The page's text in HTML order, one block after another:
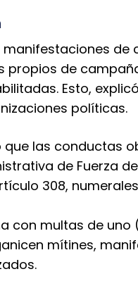
manifestaciones
propios de
Esto,
políticas.
que las conductas
de Fuerza
308,
con multas de
mítines,